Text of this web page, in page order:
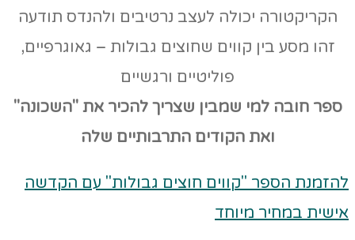
הקריקטורה יכולה לעצב נרטיבים ולהנדס תודעה
זהו מסע בין קווים שחוצים גבולות – גאוגרפיים,
פוליטיים ורגשיים
ספר חובה למי שמבין שצריך להכיר את "השכונה"
ואת הקודים התרבותיים שלה
להזמנת הספר "קווים חוצים גבולות" עם הקדשה
אישית במחיר מיוחד